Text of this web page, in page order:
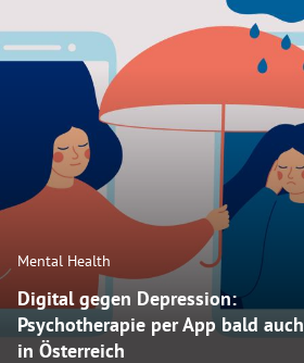
Mental Health
Digital gegen Depression:
Psychotherapie per App bald auch
in Österreich